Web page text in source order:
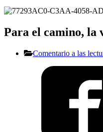
Para el camino, la
Comentario a las